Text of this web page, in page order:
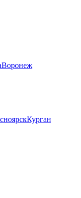
Воронеж
Курган